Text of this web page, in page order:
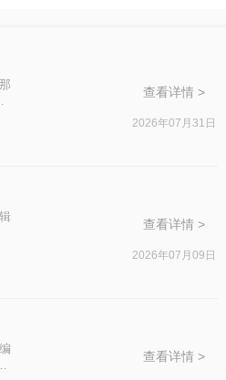
查看详情 >
2026年07月31日
查看详情 >
2026年07月09日
查看详情 >